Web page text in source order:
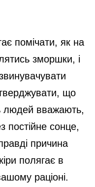
помічати, як на
зморшки, і
що
людей вважають,
постійне сонце,
причина
полягає в
раціоні.